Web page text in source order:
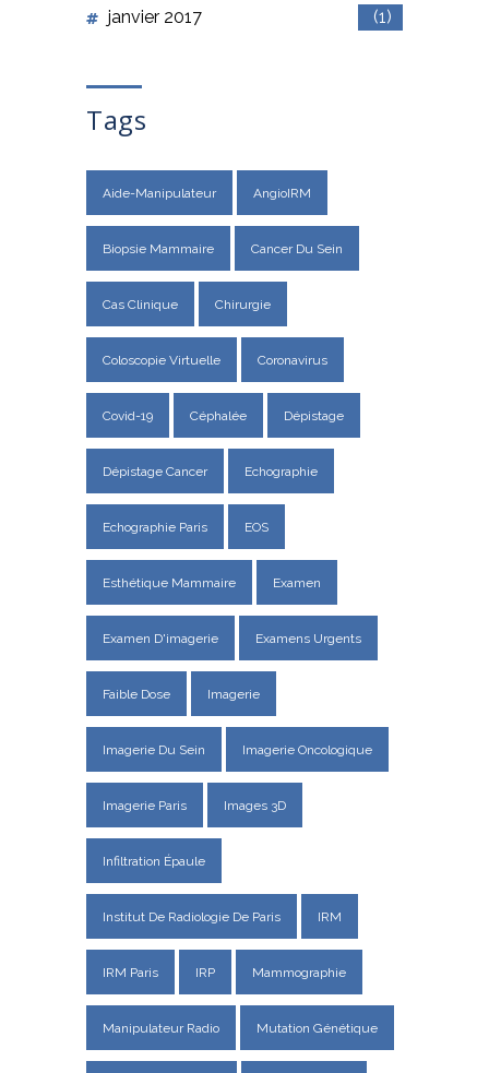
janvier 2017 (1)
Tags
Aide-Manipulateur AngioIRM
Biopsie Mammaire Cancer Du Sein
Cas Clinique Chirurgie
Coloscopie Virtuelle Coronavirus
Covid-19 Céphalée Dépistage
Dépistage Cancer Echographie
Echographie Paris EOS
Esthétique Mammaire Examen
Examen D'imagerie Examens Urgents
Faible Dose Imagerie
Imagerie Du Sein Imagerie Oncologique
Imagerie Paris Images 3D
Infiltration Épaule
Institut De Radiologie De Paris IRM
IRM Paris IRP Mammographie
Manipulateur Radio Mutation Génétique